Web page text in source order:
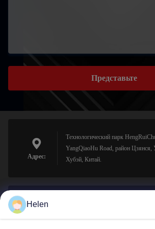
Представьте
Адрес:
Технологический парк
YangQiaoHu Road, район Цзянся,
Хубэй, Китай.
Электронная
Helen